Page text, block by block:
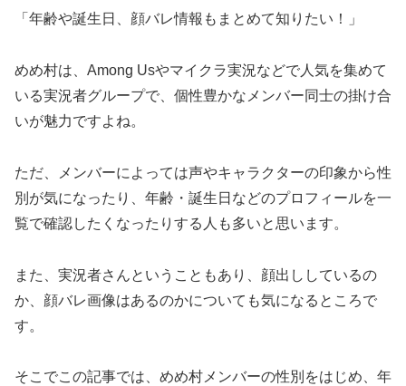
「年齢や誕生日、顔バレ情報もまとめて知りたい！」
めめ村は、Among Usやマイクラ実況などで人気を集めて
いる実況者グループで、個性豊かなメンバー同士の掛け合
いが魅力ですよね。
ただ、メンバーによっては声やキャラクターの印象から性
別が気になったり、年齢・誕生日などのプロフィールを一
覧で確認したくなったりする人も多いと思います。
また、実況者さんということもあり、顔出ししているの
か、顔バレ画像はあるのかについても気になるところで
す。
そこでこの記事では、めめ村メンバーの性別をはじめ、年